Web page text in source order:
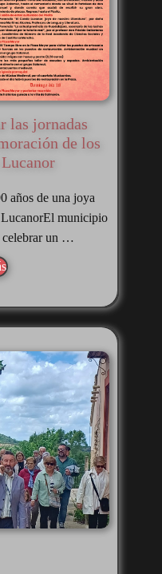
las jornadas
de los
años de una joya
municipio
celebrar un …